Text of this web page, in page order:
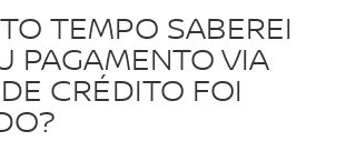
TEMPO SABEREI
PAGAMENTO VIA
CRÉDITO FOI